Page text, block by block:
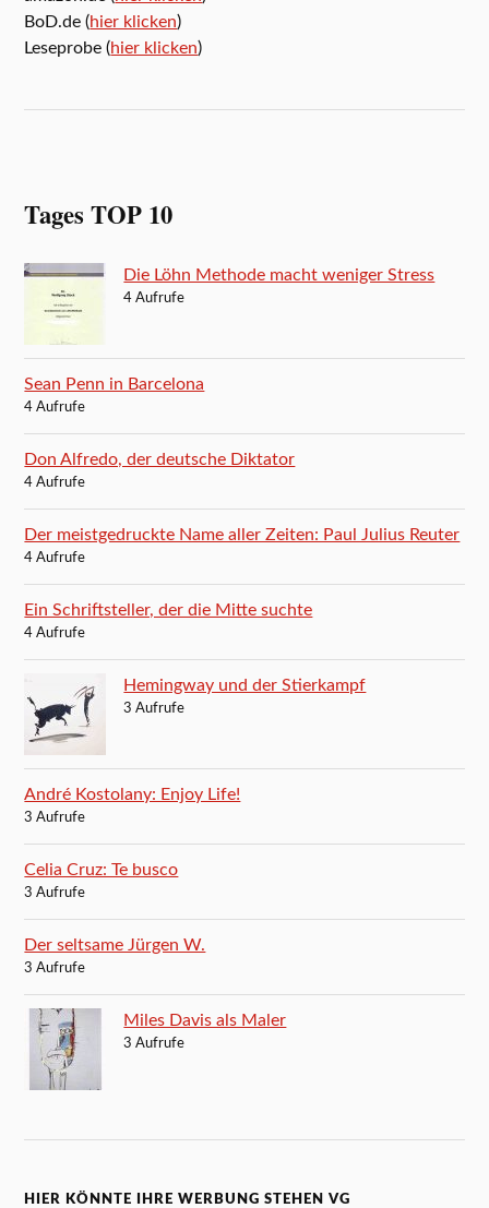
BoD.de (hier klicken)
Leseprobe (hier klicken)
Tages TOP 10
Die Löhn Methode macht weniger Stress
4 Aufrufe
Sean Penn in Barcelona
4 Aufrufe
Don Alfredo, der deutsche Diktator
4 Aufrufe
Der meistgedruckte Name aller Zeiten: Paul Julius Reuter
4 Aufrufe
Ein Schriftsteller, der die Mitte suchte
4 Aufrufe
Hemingway und der Stierkampf
3 Aufrufe
André Kostolany: Enjoy Life!
3 Aufrufe
Celia Cruz: Te busco
3 Aufrufe
Der seltsame Jürgen W.
3 Aufrufe
Miles Davis als Maler
3 Aufrufe
HIER KÖNNTE IHRE WERBUNG STEHEN VG